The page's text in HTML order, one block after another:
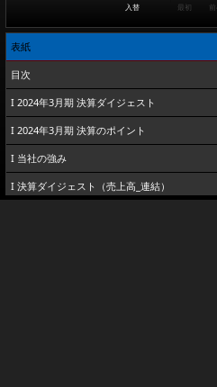
入替 最初
表紙
目次
I 2024年3月期 決算ダイジェスト
I 2024年3月期 決算のポイント
I 当社の強み
I 決算ダイジェスト（売上高_連結）